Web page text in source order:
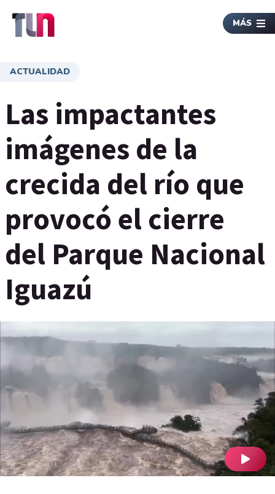
MÁS
ACTUALIDAD
Las impactantes
imágenes de la
crecida del río que
provocó el cierre
del Parque Nacional
Iguazú